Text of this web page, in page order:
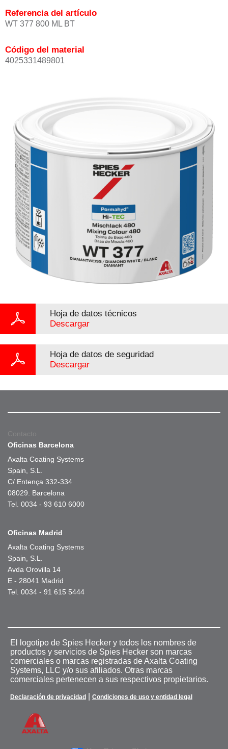
Referencia del artículo
WT 377 800 ML BT
Código del material
4025331489801
Hoja de datos técnicos
Descargar
Hoja de datos de seguridad
Descargar
Contacto
Oficinas Barcelona
Axalta Coating Systems
Spain, S.L.
C/ Entença 332-334
08029. Barcelona
Tel. 0034 - 93 610 6000
Oficinas Madrid
Axalta Coating Systems
Spain, S.L.
Avda Orovilla 14
E - 28041 Madrid
Tel. 0034 - 91 615 5444
El logotipo de Spies Hecker y todos los nombres de
productos y servicios de Spies Hecker son marcas
comerciales o marcas registradas de Axalta Coating
Systems, LLC y/o sus afiliados. Otras marcas
comerciales pertenecen a sus respectivos propietarios.
Declaración de privacidad Condiciones de uso y entidad legal